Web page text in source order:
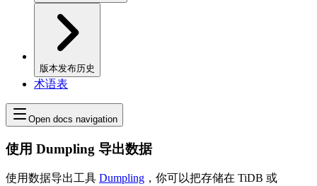
版本发布历史
术语表
Open docs navigation
使用 Dumpling 导出数据
使用数据导出工具 Dumpling ，你可以把存储在 TiDB 或